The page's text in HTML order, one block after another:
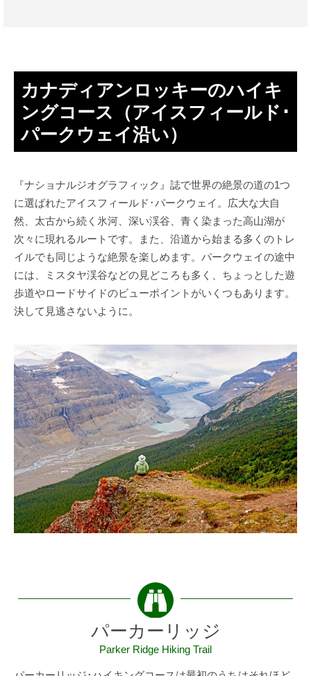
カナディアンロッキーのハイキ
ングコース（アイスフィールド･
パークウェイ沿い）
『ナショナルジオグラフィック』誌で世界の絶景の道の1つ
に選ばれたアイスフィールド･パークウェイ。広大な大自
然、太古から続く氷河、深い渓谷、青く染まった高山湖が
次々に現れるルートです。また、沿道から始まる多くのトレ
イルでも同じような絶景を楽しめます。パークウェイの途中
には、ミスタヤ渓谷などの見どころも多く、ちょっとした遊
歩道やロードサイドのビューポイントがいくつもあります。
決して見逃さないように。
パーカーリッジ
Parker Ridge Hiking Trail